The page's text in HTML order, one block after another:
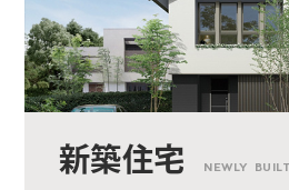
新築住宅 NEWLY BUILT